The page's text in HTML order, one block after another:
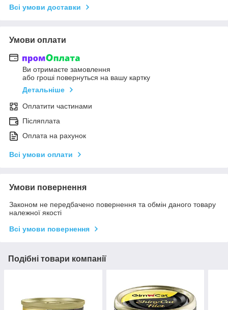
Всі умови доставки
Умови оплати
Ви отримаєте замовлення
або гроші повернуться на вашу картку
Детальніше
Оплатити частинами
Післяплата
Оплата на рахунок
Всі умови оплати
Умови повернення
Законом не передбачено повернення та обмін даного товару
належної якості
Всі умови повернення
Подібні товари компанії